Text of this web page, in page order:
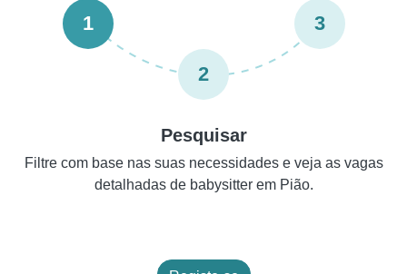
1
2
3
Pesquisar
Filtre com base nas suas necessidades e veja as vagas
detalhadas de babysitter em Pião.